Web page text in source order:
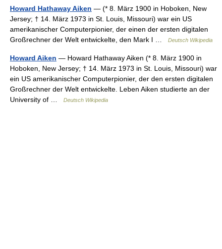
Howard Hathaway Aiken — (* 8. März 1900 in Hoboken, New
Jersey; † 14. März 1973 in St. Louis, Missouri) war ein US
amerikanischer Computerpionier, der einen der ersten digitalen
Großrechner der Welt entwickelte, den Mark I …
Deutsch Wikipedia
Howard Aiken — Howard Hathaway Aiken (* 8. März 1900 in
Hoboken, New Jersey; † 14. März 1973 in St. Louis, Missouri) war
ein US amerikanischer Computerpionier, der den ersten digitalen
Großrechner der Welt entwickelte. Leben Aiken studierte an der
University of …
Deutsch Wikipedia